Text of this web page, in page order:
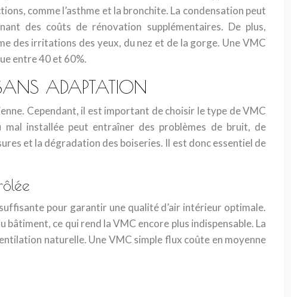
comme l’asthme et la bronchite. La condensation peut
des coûts de rénovation supplémentaires. De plus,
des irritations des yeux, du nez et de la gorge. Une VMC
entre 40 et 60%.
ADAPTATION
Cependant, il est important de choisir le type de VMC
installée peut entraîner des problèmes de bruit, de
et la dégradation des boiseries. Il est donc essentiel de
pour garantir une qualité d’air intérieur optimale.
ce qui rend la VMC encore plus indispensable. La
naturelle. Une VMC simple flux coûte en moyenne